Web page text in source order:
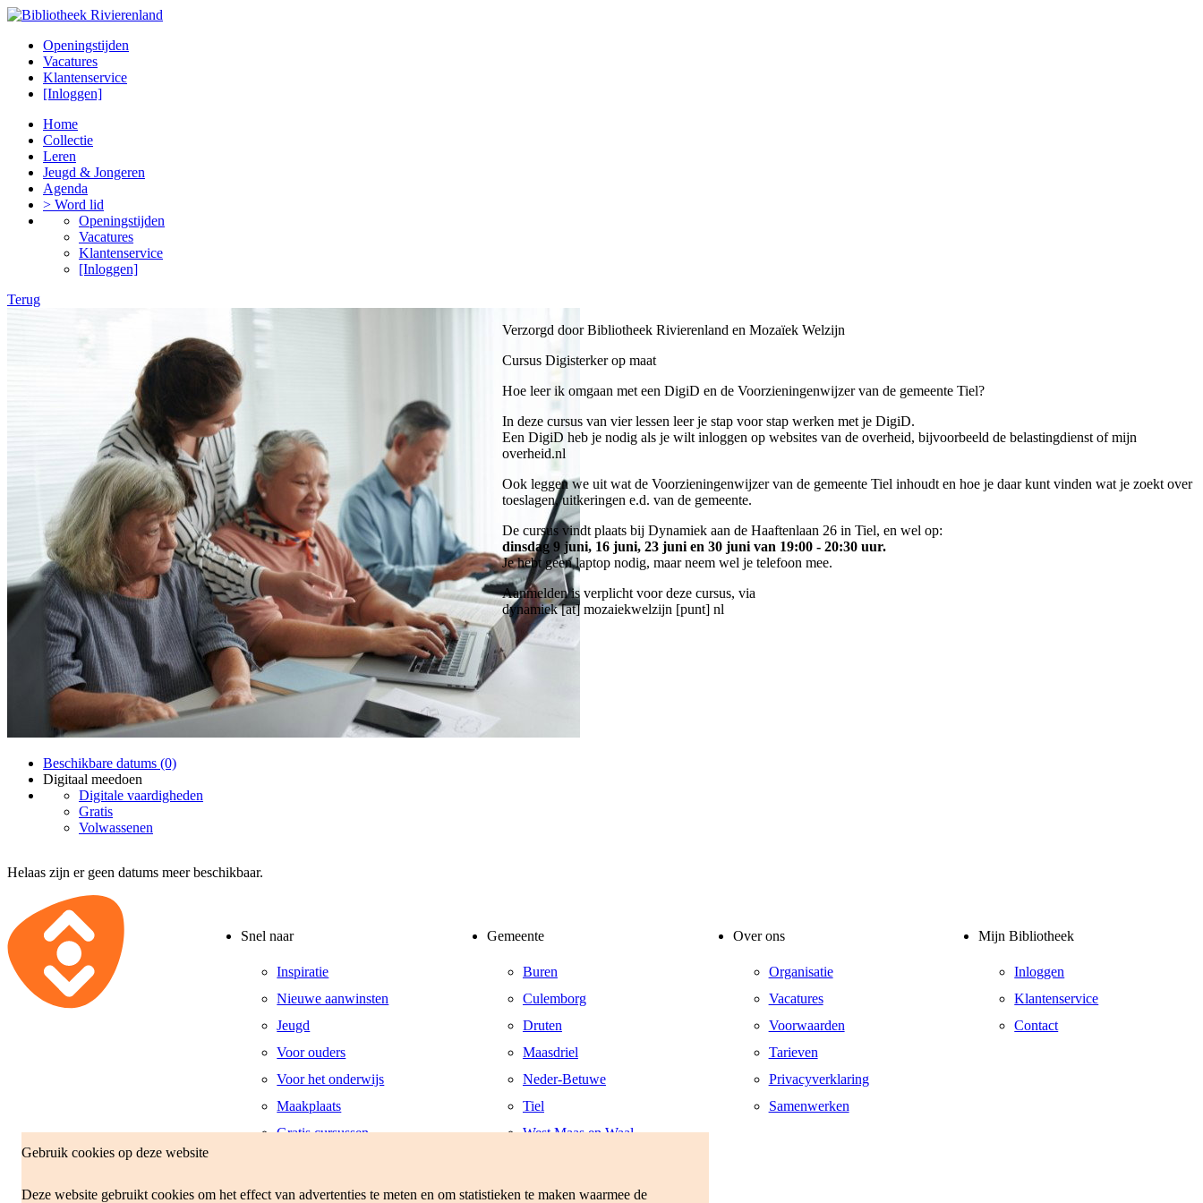
Gebruik cookies op deze website
Deze website gebruikt cookies om het effect van advertenties te meten en om statistieken te maken waarmee de
Openingstijden
Vacatures
Klantenservice
[Inloggen]
Home
Collectie
Leren
Jeugd & Jongeren
Agenda
> Word lid
Openingstijden
Vacatures
Klantenservice
[Inloggen]
Terug
Beschikbare datums (0)
Digitaal meedoen
Digitale vaardigheden
Gratis
Volwassenen
Verzorgd door Bibliotheek Rivierenland en Mozaïek Welzijn
Cursus Digisterker op maat
Hoe leer ik omgaan met een DigiD en de Voorzieningenwijzer van de gemeente Tiel?
In deze cursus van vier lessen leer je stap voor stap werken met je DigiD.
Een DigiD heb je nodig als je wilt inloggen op websites van de overheid, bijvoorbeeld de belastingdienst of mijn
overheid.nl
Ook leggen we uit wat de Voorzieningenwijzer van de gemeente Tiel inhoudt en hoe je daar kunt vinden wat je zoekt over
toeslagen, uitkeringen e.d. van de gemeente.
De cursus vindt plaats bij Dynamiek aan de Haaftenlaan 26 in Tiel, en wel op:
dinsdag 9 juni, 16 juni, 23 juni en 30 juni van 19:00 - 20:30 uur.
Je hebt geen laptop nodig, maar neem wel je telefoon mee.
Aanmelden is verplicht voor deze cursus, via
dynamiek [at] mozaiekwelzijn [punt] nl
Helaas zijn er geen datums meer beschikbaar.
Snel naar
Inspiratie
Nieuwe aanwinsten
Jeugd
Voor ouders
Voor het onderwijs
Maakplaats
Gratis cursussen
Gemeente
Buren
Culemborg
Druten
Maasdriel
Neder-Betuwe
Tiel
West Maas en Waal
Zaltbommel
Over ons
Organisatie
Vacatures
Voorwaarden
Tarieven
Privacyverklaring
Samenwerken
Mijn Bibliotheek
Inloggen
Klantenservice
Contact